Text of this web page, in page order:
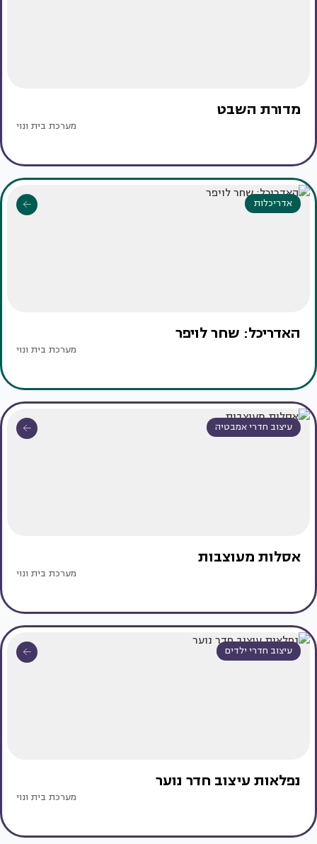
מדורת השבט
מערכת בית ונוי
אדריכלות
האדריכל: שחר לויפר
מערכת בית ונוי
עיצוב חדרי אמבטיה
אסלות מעוצבות
מערכת בית ונוי
עיצוב חדרי ילדים
נפלאות עיצוב חדר נוער
מערכת בית ונוי